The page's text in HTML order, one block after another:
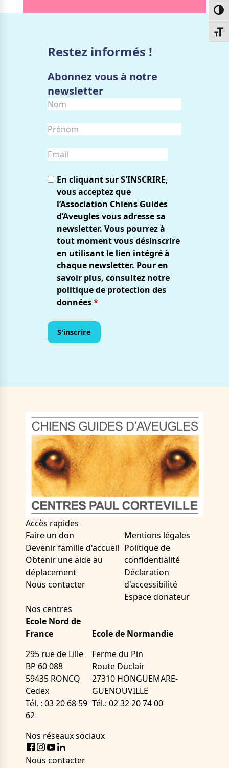
Restez informés !
Abonnez vous à notre
newsletter
En cliquant sur S'INSCRIRE,
vous acceptez que
l’Association Chiens Guides
d’Aveugles vous adresse sa
newsletter. Vous pourrez à
tout moment vous désinscrire
en utilisant le lien intégré à
chaque newsletter. Pour en
savoir plus, consultez notre
politique de protection des
données*
Accès rapides
Faire un don
Devenir famille d'accueil
Obtenir une aide au
déplacement
Nous contacter
Mentions légales
Politique de
confidentialité
Déclaration
d'accessibilité
Espace donateur
Nos centres
Ecole Nord de
France
295 rue de Lille
BP 60 088
59435 RONCQ
Cedex
Tél. : 03 20 68 59
62
Ecole de Normandie
Ferme du Pin
Route Duclair
27310 HONGUEMARE-
GUENOUVILLE
Tél.: 02 32 20 74 00
Nos réseaux sociaux
Facebook
Instagram
Youtube
Nous contacter